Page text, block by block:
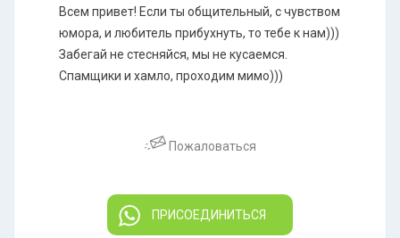
Всем привет! Если ты общительный, с чувством
юмора, и любитель прибухнуть, то тебе к нам)))
Забегай не стесняйся, мы не кусаемся.
Спамщики и хамло, проходим мимо)))
Пожаловаться
ПРИСОЕДИНИТЬСЯ